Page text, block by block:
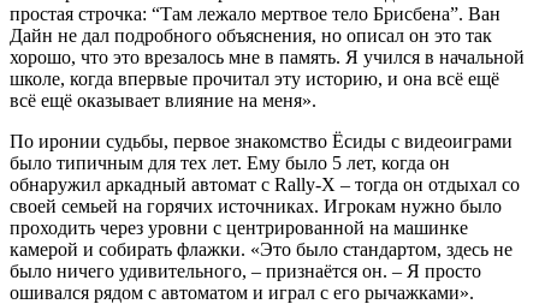
простая строчка: “Там лежало мертвое тело Брисбена”. Ван
Дайн не дал подробного объяснения, но описал он это так
хорошо, что это врезалось мне в память. Я учился в начальной
школе, когда впервые прочитал эту историю, и она всё ещё
всё ещё оказывает влияние на меня».
По иронии судьбы, первое знакомство Ёсиды с видеоиграми
было типичным для тех лет. Ему было 5 лет, когда он
обнаружил аркадный автомат с Rally-X – тогда он отдыхал со
своей семьей на горячих источниках. Игрокам нужно было
проходить через уровни с центрированной на машинке
камерой и собирать флажки. «Это было стандартом, здесь не
было ничего удивительного, – признаётся он. – Я просто
ошивался рядом с автоматом и играл с его рычажками».